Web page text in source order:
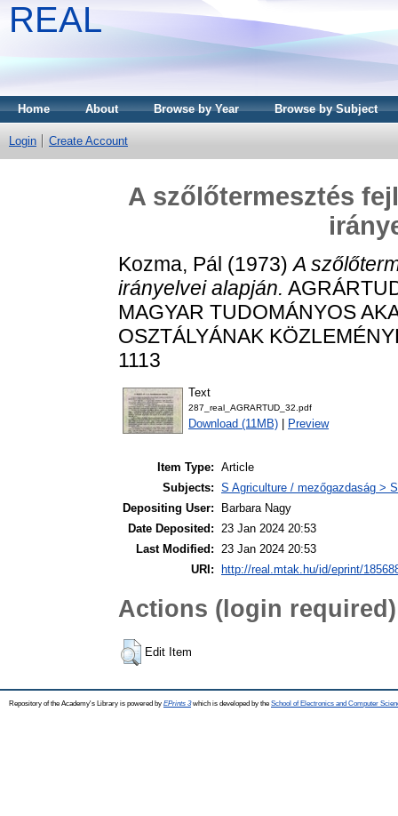
REAL
Home About Browse by Year Browse by Subject
Login Create Account
A szőlőtermesztés
Kozma, Pál (1973)A
irányelvei alapján.
MAGYAR TUDOMÁNYOS
OSZTÁLYÁNAK
1113
Text
287_real_AGRARTUD_32.pdf
Download (11MB) Preview
Item Type: Article
Subjects: S Agriculture / mezőgazdaság >
Depositing User:
Barbara Nagy
Date Deposited: 23 Jan 2024 20:53
Last Modified: 23 Jan 2024 20:53
URI:
http://real.mtak.hu/id/eprint/
Actions (login required)
Edit Item
Repository of the Academy's Library is powered by EPrints 3which is developed by the School of Electronics and Computer